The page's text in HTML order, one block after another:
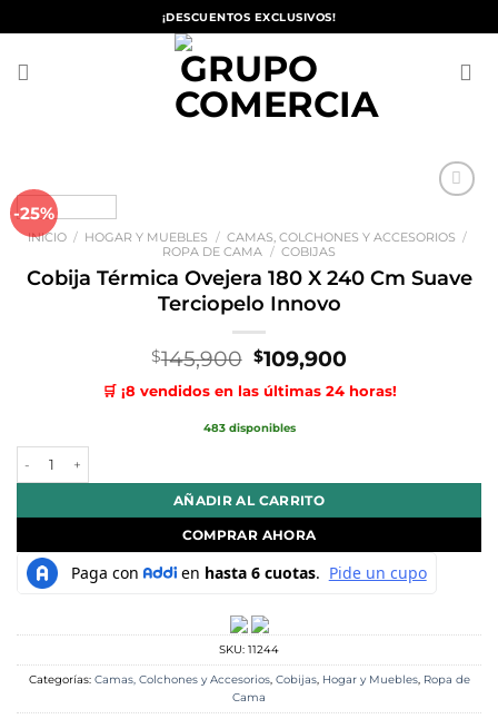
al
¡DESCUENTOS EXCLUSIVOS!
-25%
lista de
INICIO / HOGAR Y MUEBLES / CAMAS, COLCHONES Y ACCESORIOS /
ROPA DE CAMA / COBIJAS
Cobija Térmica Ovejera 180 X 240 Cm Suave
Terciopelo Innovo
$145,900 El
precio
original
era:
$109,900El
precio
actual
🛒 ¡8 vendidos en las últimas 24 horas!
483 disponibles
AÑADIR AL CARRITO
COMPRAR AHORA
SKU: 11244
Categorías: Camas, Colchones y Accesorios, Cobijas, Hogar y Muebles, Ropa de
Cama